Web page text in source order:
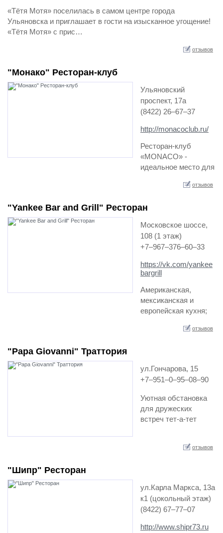
«Тётя Мотя» поселилась в самом центре города
Ульяновска и приглашает в гости на изысканное угощение!
«Тётя Мотя» с прис…
отзывов
"Монако" Ресторан-клуб
Ульяновский
проспект, 17а
(8422) 26‒67‒37
http://monacoclub.ru/
Ресторан-клуб
«MONACO» -
идеальное место для
ужина с любимым
празднования дня
отзывов
"Yankee Bar and Grill" Ресторан
Московское шоссе,
108 (1 этаж)
+7‒967‒376‒60‒33
https://vk.com/yankee
bargrill
Американская,
мексиканская и
европейская кухня;
Просторный зал на
отзывов
"Papa Giovanni" Траттория
ул.Гончарова, 15
+7‒951‒0‒95‒08‒90
Уютная обстановка
для дружеских
встреч тет-а-тет
отзывов
"Шипр" Ресторан
ул.Карла Маркса, 13а
к1 (цокольный этаж)
(8422) 67‒77‒07
http://www.shipr73.ru